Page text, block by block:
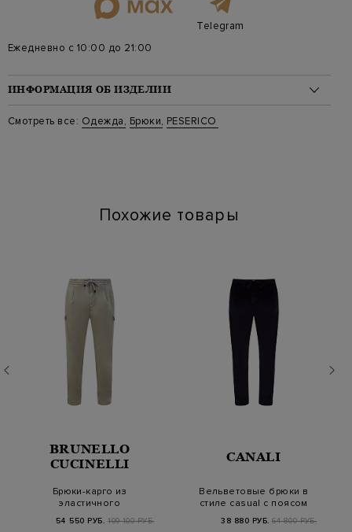
Telegram
Ежедневно с 10:00 до 21:00
ИНФОРМАЦИЯ ОБ ИЗДЕЛИИ
Материал: хлопок 86%, полиэстер 14%
На модели: 188/90/79/99 на модели размер 48
Смотреть все: Одежда, Брюки, PESERICO
Похожие товары
BRUNELLO
CUCINELLI
Брюки-карго из
эластичного
габардина Americ…
54 550 РУБ. 109 100 РУБ.
CANALI
Вельветовые брюки в
стиле casual с поясом
38 880 РУБ. 64 800 РУБ.